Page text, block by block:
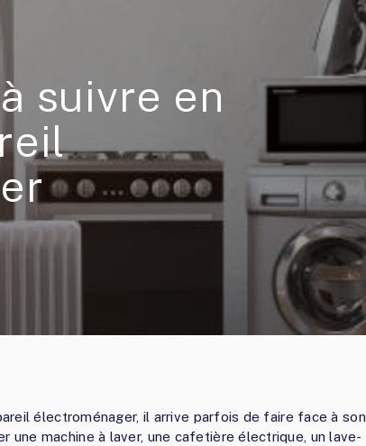
suivre en
électroménager, il arrive parfois de faire face à son
une machine à laver, une cafetière électrique, un lave-